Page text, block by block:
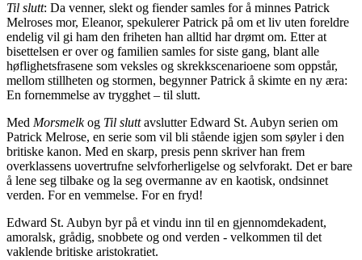
Til slutt: Da venner, slekt og fiender samles for å minnes Patrick
Melroses mor, Eleanor, spekulerer Patrick på om et liv uten foreldre
endelig vil gi ham den friheten han alltid har drømt om. Etter at
bisettelsen er over og familien samles for siste gang, blant alle
høflighetsfrasene som veksles og skrekkscenarioene som oppstår,
mellom stillheten og stormen, begynner Patrick å skimte en ny æra:
En fornemmelse av trygghet – til slutt.
Med Morsmelkog Til sluttavslutter Edward St. Aubyn serien om
Patrick Melrose, en serie som vil bli stående igjen som søyler i den
britiske kanon. Med en skarp, presis penn skriver han frem
overklassens uovertrufne selvforherligelse og selvforakt. Det er bare
å lene seg tilbake og la seg overmanne av en kaotisk, ondsinnet
verden. For en vemmelse. For en fryd!
Edward St. Aubyn byr på et vindu inn til en gjennomdekadent,
amoralsk, grådig, snobbete og ond verden - velkommen til det
vaklende britiske aristokratiet.